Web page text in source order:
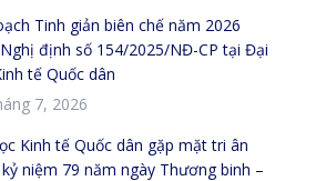
Tinh giản biên chế năm 2026
định số 154/2025/NĐ-CP tại Đại
tế Quốc dân
7, 2026
Kinh tế Quốc dân gặp mặt tri ân
niệm 79 năm ngày Thương binh –